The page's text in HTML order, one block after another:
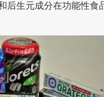
后生元成分在功能性食